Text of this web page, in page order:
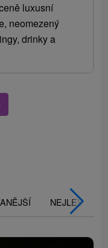
luxusní
neomezený
drinky a
NEJLEVNĚJŠÍ